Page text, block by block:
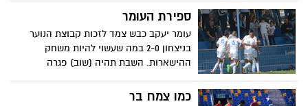
ומקווה להגיע רחוק ככל האפשר בעולם
ספירת העומר
עומר יעקב כבש צמד לזכות קבוצת הנוער
בניצחון 2-0 במה שעשוי להיות משחק
ההישארות. השבת תהיה (שוב) פגרה
כמו צמח בר